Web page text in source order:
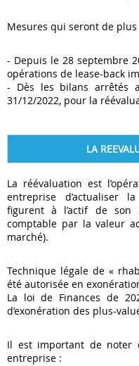
Mesures qui seront de
- Depuis le 28 septembre
opérations de lease-back
- Dès les bilans arrêtés
31/12/2022, pour la
LA
La réévaluation est
entreprise d’actualiser
figurent à l’actif de
comptable par la valeur
marché).
Technique légale de «
été autorisée en
La loi de Finances de
d’exonération des plus-
Il est important de noter
entreprise :